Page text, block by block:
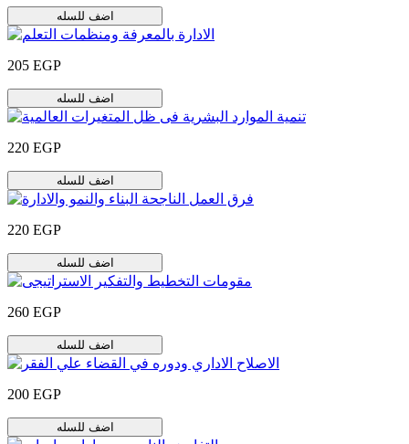
اضف للسله
205 EGP
اضف للسله
220 EGP
اضف للسله
220 EGP
اضف للسله
260 EGP
اضف للسله
200 EGP
اضف للسله